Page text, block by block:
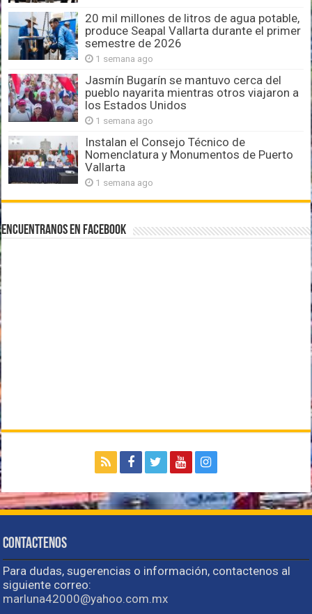
20 mil millones de litros de agua potable,
produce Seapal Vallarta durante el primer
semestre de 2026
1 semana ago
Jasmín Bugarín se mantuvo cerca del
pueblo nayarita mientras otros viajaron a
los Estados Unidos
1 semana ago
Instalan el Consejo Técnico de
Nomenclatura y Monumentos de Puerto
Vallarta
1 semana ago
Encuentranos en Facebook
Contactenos
Para dudas, sugerencias o información, contactenos al
siguiente correo:
marluna42000@yahoo.com.mx